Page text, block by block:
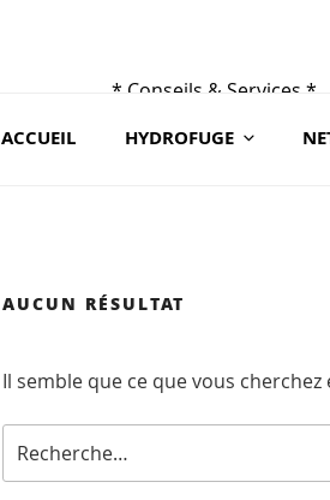
* Conseils & Services *
au 02 41 88 78 03 ou sur
ACCUEIL HYDROFUGE
AUCUN RÉSULTAT
Il semble que ce que vous
Recherche
pour